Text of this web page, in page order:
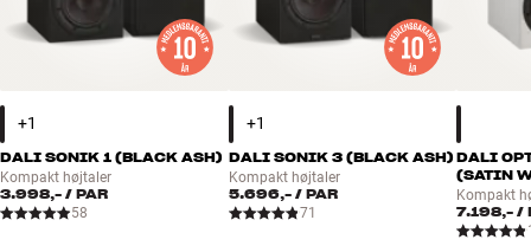
DALI SONIK 1 (BLACK ASH)
Kompakt højtaler
3.998,- / PAR
58
DALI SONIK 3 (BLACK ASH)
Kompakt højtaler
5.696,-/ PAR
71
DALI
(SATIN
Kompakt
7.198,- /